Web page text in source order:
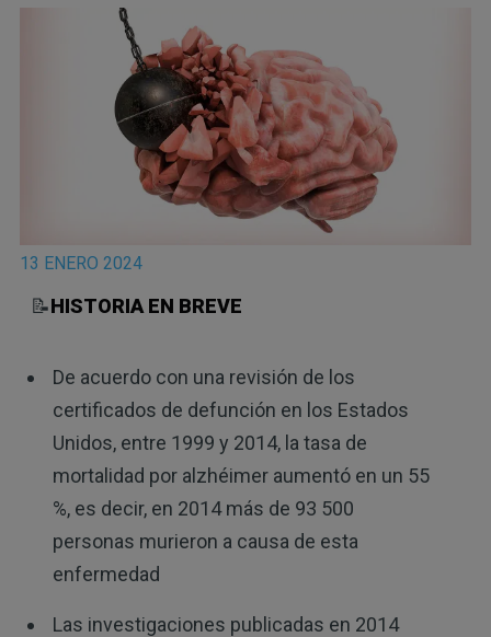
13 ENERO 2024
📝HISTORIA EN BREVE
De acuerdo con una revisión de los
certificados de defunción en los Estados
Unidos, entre 1999 y 2014, la tasa de
mortalidad por alzhéimer aumentó en un 55
%, es decir, en 2014 más de 93 500
personas murieron a causa de esta
enfermedad
Las investigaciones publicadas en 2014